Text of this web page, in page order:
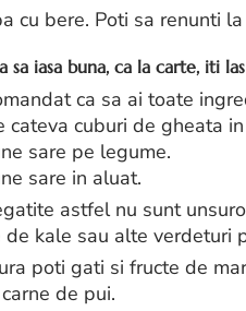
cu bere. Poti sa renunti
sa iasa buna, ca la carte, iti
ca sa ai toate
cateva cuburi de gheata
sare pe legume.
sare in aluat.
astfel nu sunt
de kale sau alte verdeturi
poti gati si fructe de
de pui.